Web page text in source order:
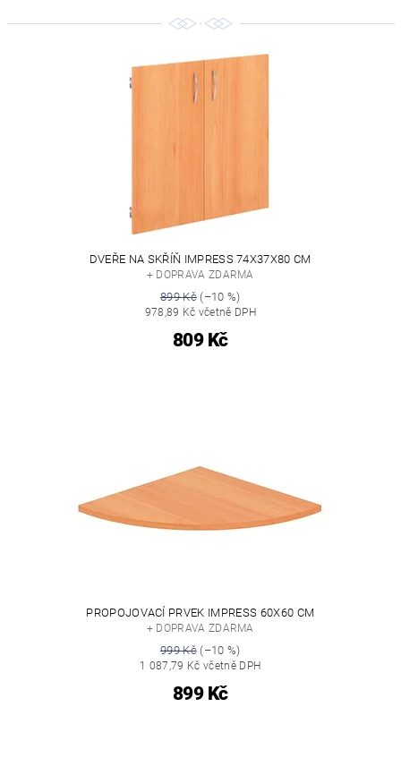
DVEŘE NA SKŘÍŇ IMPRESS 74X37X80 CM
+ DOPRAVA ZDARMA
899 Kč(–10 %)
978,89 Kč včetně DPH
809 Kč
PROPOJOVACÍ PRVEK IMPRESS 60X60 CM
+ DOPRAVA ZDARMA
999 Kč(–10 %)
1 087,79 Kč včetně DPH
899 Kč